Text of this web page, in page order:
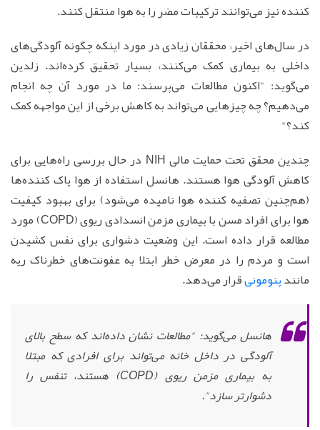
کننده نیز می‌توانند ترکیبات مضر را به هوا منتقل کنند.
در سال‌های اخیر، محققان زیادی در مورد اینکه چگونه آلودگی‌های
داخلی به بیماری کمک می‌کنند، بسیار تحقیق کرده‌اند. زلدین
می‌گوید: "اکنون مطالعات می‌پرسند: ما در مورد آن چه انجام
می‌دهیم؟ چه چیزهایی می‌تواند به کاهش برخی از این مواجهه کمک
کند؟"
چندین محقق تحت حمایت مالی NIH در حال بررسی راه‌هایی برای
کاهش آلودگی هوا هستند. هانسل استفاده از هوا پاک کننده‌ها
(هم‌چنین تصفیه کننده هوا نامیده می‌شود) برای بهبود کیفیت
هوا برای افراد مسن با بیماری مزمن انسدادی ریوی (COPD) مورد
مطالعه قرار داده است. این وضعیت دشواری برای نفس کشیدن
است و مردم را در معرض خطر ابتلا به عفونت‌های خطرناک ریه
مانندپنومونیقرار می‌دهد.
هانسل می‌گوید: "مطالعات نشان داده‌اند که سطح بالای
آلودگی در داخل خانه می‌تواند برای افرادی که مبتلا
به بیماری مزمن ریوی (COPD) هستند، تنفس را
دشوارتر سازد".